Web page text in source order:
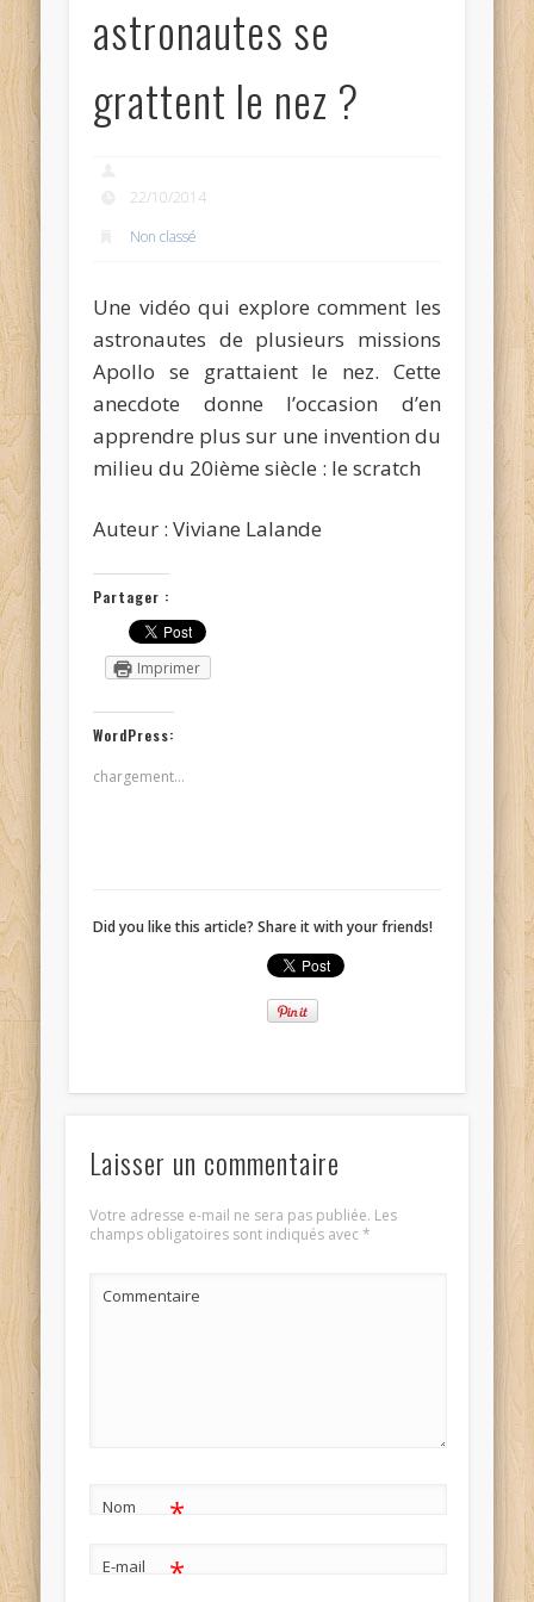
astronautes se
grattent le nez ?
22/10/2014
Non classé
Une vidéo qui explore comment les
astronautes de plusieurs missions
Apollo se grattaient le nez. Cette
anecdote donne l’occasion d’en
apprendre plus sur une invention du
milieu du 20ième siècle : le scratch
Auteur : Viviane Lalande
Partager :
Imprimer
WordPress:
chargement…
Did you like this article? Share it with your friends!
Laisser un commentaire
Votre adresse e-mail ne sera pas publiée. Les
champs obligatoires sont indiqués avec*
Commentaire
Nom *
E-mail *